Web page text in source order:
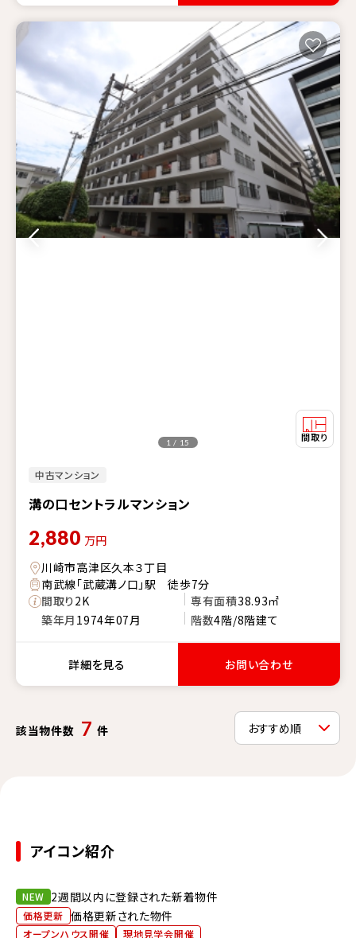
中古マンション
溝の口セントラルマンション
1 / 15
2,880 万円
川崎市高津区久本３丁目
南武線「武蔵溝ノ口」駅 徒歩7分
間取り2K 専有面積38.93㎡
築年月 1974年07月 階数4階/8階建て
詳細を見る お問い合わせ
該当物件数 7 件
アイコン紹介
NEW 2週間以内に登録された新着物件
価格更新 価格更新された物件
オープンハウス開催 現地見学会開催